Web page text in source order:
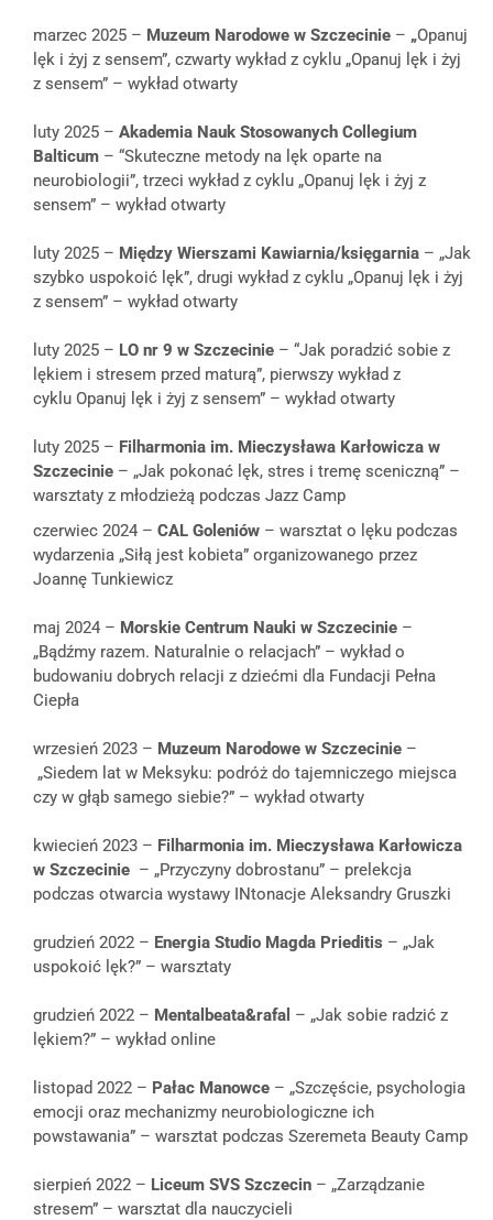
marzec 2025 – Muzeum Narodowe w Szczecinie – „Opanuj
lęk i żyj z sensem”, czwarty wykład z cyklu „Opanuj lęk i żyj
z sensem” – wykład otwarty
luty 2025 – Akademia Nauk Stosowanych Collegium
Balticum – “Skuteczne metody na lęk oparte na
neurobiologii”, trzeci wykład z cyklu „Opanuj lęk i żyj z
sensem” – wykład otwarty
luty 2025 – Między Wierszami Kawiarnia/księgarnia – „Jak
szybko uspokoić lęk”, drugi wykład z cyklu „Opanuj lęk i żyj
z sensem” – wykład otwarty
luty 2025 – LO nr 9 w Szczecinie – “Jak poradzić sobie z
lękiem i stresem przed maturą”, pierwszy wykład z
cyklu Opanuj lęk i żyj z sensem” – wykład otwarty
luty 2025 – Filharmonia im. Mieczysława Karłowicza w
Szczecinie – „Jak pokonać lęk, stres i tremę sceniczną” –
warsztaty z młodzieżą podczas Jazz Camp
czerwiec 2024 – CAL Goleniów – warsztat o lęku podczas
wydarzenia „Siłą jest kobieta” organizowanego przez
Joannę Tunkiewicz
maj 2024 – Morskie Centrum Nauki w Szczecinie –
„Bądźmy razem. Naturalnie o relacjach” – wykład o
budowaniu dobrych relacji z dziećmi dla Fundacji Pełna
Ciepła
wrzesień 2023 – Muzeum Narodowe w Szczecinie –
„Siedem lat w Meksyku: podróż do tajemniczego miejsca
czy w głąb samego siebie?” – wykład otwarty
kwiecień 2023 – Filharmonia im. Mieczysława Karłowicza
w Szczecinie – „Przyczyny dobrostanu” – prelekcja
podczas otwarcia wystawy INtonacje Aleksandry Gruszki
grudzień 2022 – Energia Studio Magda Prieditis – „Jak
uspokoić lęk?” – warsztaty
grudzień 2022 – Mentalbeata&rafal – „Jak sobie radzić z
lękiem?” – wykład online
listopad 2022 – Pałac Manowce – „Szczęście, psychologia
emocji oraz mechanizmy neurobiologiczne ich
powstawania” – warsztat podczas Szeremeta Beauty Camp
sierpień 2022 – Liceum SVS Szczecin – „Zarządzanie
stresem” – warsztat dla nauczycieli